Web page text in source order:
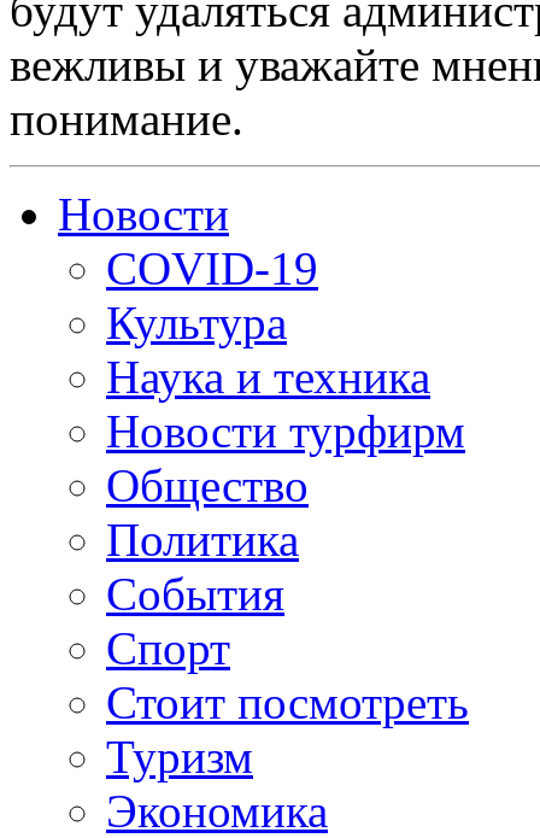
вежливы и уважайте
понимание.
Новости
COVID-19
Культура
Наука и техника
Новости турфирм
Общество
Политика
События
Спорт
Стоит посмотреть
Туризм
Экономика